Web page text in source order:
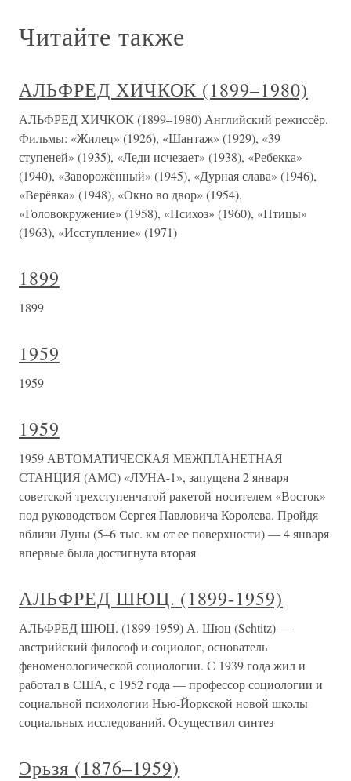
Читайте также
АЛЬФРЕД ХИЧКОК (1899–1980)
АЛЬФРЕД ХИЧКОК (1899–1980) Английский режиссёр.
Фильмы: «Жилец» (1926), «Шантаж» (1929), «39
ступеней» (1935), «Леди исчезает» (1938), «Ребекка»
(1940), «Заворожённый» (1945), «Дурная слава» (1946),
«Верёвка» (1948), «Окно во двор» (1954),
«Головокружение» (1958), «Психоз» (1960), «Птицы»
(1963), «Исступление» (1971)
1899
1899
1959
1959
1959
1959 АВТОМАТИЧЕСКАЯ МЕЖПЛАНЕТНАЯ
СТАНЦИЯ (АМС) «ЛУНА-1», запущена 2 января
советской трехступенчатой ракетой-носителем «Восток»
под руководством Сергея Павловича Королева. Пройдя
вблизи Луны (5–6 тыс. км от ее поверхности) — 4 января
впервые была достигнута вторая
АЛЬФРЕД ШЮЦ. (1899-1959)
АЛЬФРЕД ШЮЦ. (1899-1959) А. Шюц (Schtitz) —
австрийский философ и социолог, основатель
феноменологической социологии. С 1939 года жил и
работал в США, с 1952 года — профессор социологии и
социальной психологии Нью-Йоркской новой школы
социальных исследований. Осуществил синтез
Эрьзя (1876–1959)